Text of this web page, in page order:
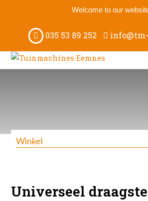
Welcome to our
035 53 89 252
Winkel
Universeel